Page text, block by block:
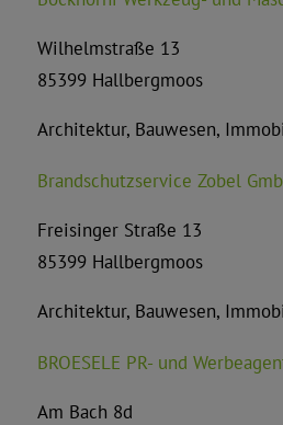
Wilhelmstraße 13
85399 Hallbergmoos
Architektur, Bauwesen,
Brandschutzservice Zobel
Freisinger Straße 13
85399 Hallbergmoos
Architektur, Bauwesen,
BROESELE PR- und
Am Bach 8d